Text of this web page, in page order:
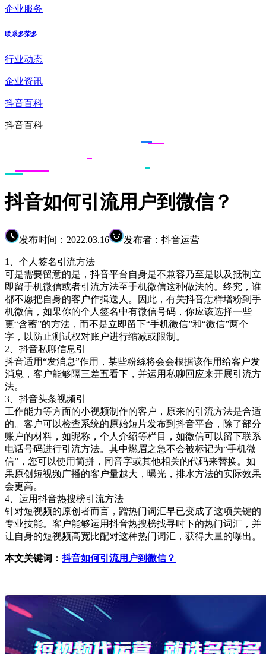
企业服务
联系多荣多
行业动态
企业资讯
抖音百科
抖音百科
抖音如何引流用户到微信？
发布时间：2022.03.16 发布者：抖音运营
1、个人签名引流方法
可是需要留意的是，抖音平台自身是不兼容乃至是以及抵制立
即留手机微信或者引流方法至手机微信这种做法的。终究，谁
都不愿把自身的客户作揖送人。因此，有关抖音怎样增粉到手
机微信，如果你的个人签名中有微信号码，你应该选择一些
更“含蓄”的方法，而不是立即留下“手机微信”和“微信”两个
字，以防止测试权对账户进行缩减或限制。
2、抖音私聊信息引
抖音适用“发消息”作用，某些粉絲将会会根据该作用给客户发
消息，客户能够隔三差五看下，并运用私聊回应来开展引流方
法。
3、抖音头条视频引
工作能力等方面的小视频制作的客户，原来的引流方法是合适
的。客户可以检查系统的原始短片发布到抖音平台，除了部分
账户的材料，如昵称，个人介绍等栏目，如微信可以留下联系
电话号码进行引流方法。其中燃眉之急不会被标记为“手机微
信”，您可以使用简拼，同音字或其他相关的代码来替换。如
果原创短视频广播的客户量越大，曝光，排水方法的实际效果
会更高。
4、运用抖音热搜榜引流方法
针对短视频的原创者而言，蹭热门词汇早已变成了这项关键的
专业技能。客户能够运用抖音热搜榜找寻时下的热门词汇，并
让自身的短视频高宽比配对这种热门词汇，获得大量的曝出。
本文关键词：抖音如何引流用户到微信？